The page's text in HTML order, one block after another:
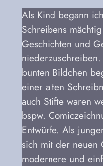
Als Kind begann
Schreibens
Geschichten und
bunten Bildchen
einer alten
auch Stifte waren
bspw.
Entwürfe. Als
sich mit der neuen
modernere und